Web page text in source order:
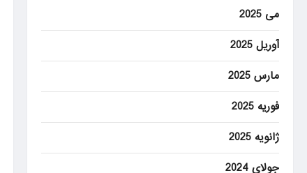
می 2025
آوریل 2025
مارس 2025
فوریه 2025
ژانویه 2025
جولای 2024